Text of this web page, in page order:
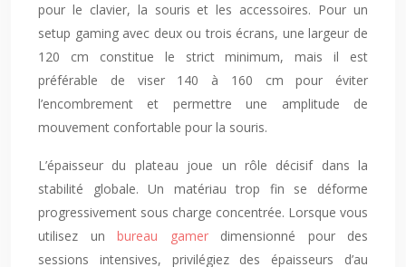
pour le clavier, la souris et les accessoires. Pour un
setup gaming avec deux ou trois écrans, une largeur de
120
cm constitue le strict minimum, mais il est
préférable de viser 140 à 160 cm pour éviter
l’encombrement et permettre une amplitude de
mouvement confortable pour la souris.
L’épaisseur du plateau joue un rôle décisif dans la
stabilité globale. Un matériau trop fin se déforme
progressivement sous charge concentrée. Lorsque vous
utilisez un bureau gamerdimensionné pour des
sessions intensives, privilégiez des épaisseurs d’au